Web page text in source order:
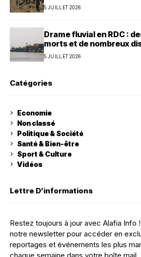
5 JUILLET 2026
Drame fluvial en RDC :
morts et de nombreux
5 JUILLET 2026
Catégories
Economie
Non classé
Politique & Société
Santé & Bien-être
Sport & Culture
Vidéos
Lettre D’informations
Restez toujours à jour avec Alafia Info
notre newsletter pour accéder en
reportages et événements les plus